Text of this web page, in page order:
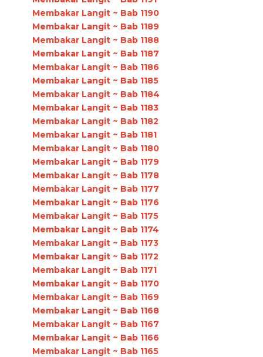
Membakar Langit ~ Bab 1190
Membakar Langit ~ Bab 1189
Membakar Langit ~ Bab 1188
Membakar Langit ~ Bab 1187
Membakar Langit ~ Bab 1186
Membakar Langit ~ Bab 1185
Membakar Langit ~ Bab 1184
Membakar Langit ~ Bab 1183
Membakar Langit ~ Bab 1182
Membakar Langit ~ Bab 1181
Membakar Langit ~ Bab 1180
Membakar Langit ~ Bab 1179
Membakar Langit ~ Bab 1178
Membakar Langit ~ Bab 1177
Membakar Langit ~ Bab 1176
Membakar Langit ~ Bab 1175
Membakar Langit ~ Bab 1174
Membakar Langit ~ Bab 1173
Membakar Langit ~ Bab 1172
Membakar Langit ~ Bab 1171
Membakar Langit ~ Bab 1170
Membakar Langit ~ Bab 1169
Membakar Langit ~ Bab 1168
Membakar Langit ~ Bab 1167
Membakar Langit ~ Bab 1166
Membakar Langit ~ Bab 1165